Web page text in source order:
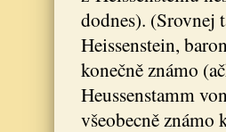
dodnes). (Srovnej
Heissenstein,
konečně známo
Heussenstamm
všeobecně